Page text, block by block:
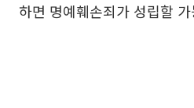
하면 명예훼손죄가 성립할